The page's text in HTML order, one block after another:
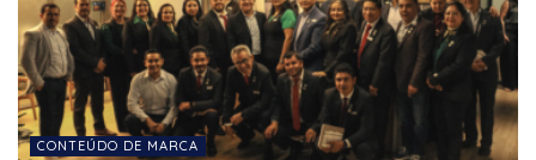
CONTEÚDO DE MARCA